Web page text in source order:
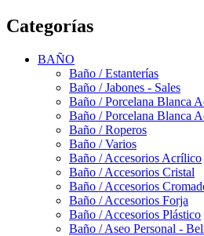
Categorías
BAÑO
Baño / Estanterías
Baño / Jabones - Sales
Baño / Porcelana Blanca
Baño / Porcelana Blanca
Baño / Roperos
Baño / Varios
Baño / Accesorios Acrílico
Baño / Accesorios Cristal
Baño / Accesorios
Baño / Accesorios Forja
Baño / Accesorios Plástico
Baño / Aseo Personal -